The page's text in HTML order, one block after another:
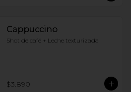
Cappuccino
Shot de café + Leche texturizada
$3.890